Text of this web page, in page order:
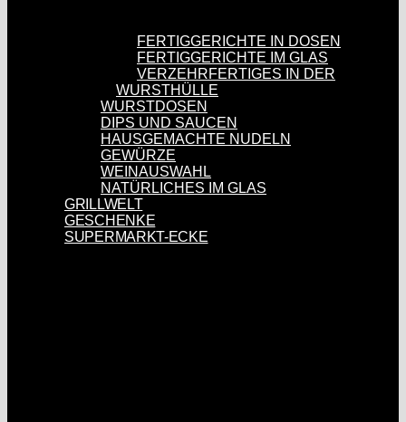
FERTIGGERICHTE IN DOSEN
FERTIGGERICHTE IM GLAS
VERZEHRFERTIGES IN DER
WURSTHÜLLE
WURSTDOSEN
DIPS UND SAUCEN
HAUSGEMACHTE NUDELN
GEWÜRZE
WEINAUSWAHL
NATÜRLICHES IM GLAS
GRILLWELT
GESCHENKE
SUPERMARKT-ECKE